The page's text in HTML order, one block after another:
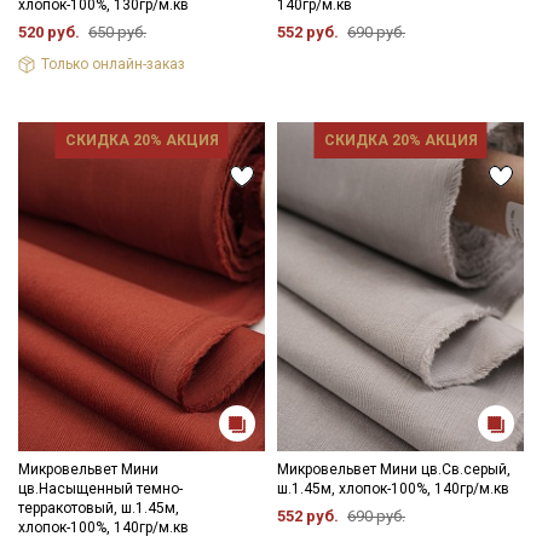
- стирка до 30C в «деликатном режиме», отжим до 600
оборотов
- запрещены отбеливатели
- гладить с осторожностью только изнаночной стороны.
Цветопередача (тон) может отличаться от оригинального
цвета ткани в зависимости от настроек вашего монитора и в
зависимости от партии.
хлопок-100%, 130гр/м.кв
520 руб. 650 руб.
Только онлайн-заказ
140гр/м.кв
552 руб. 690 руб.
СКИДКА 20% АКЦИЯ
Микровельвет Мини
цв.Насыщенный темно-
терракотовый, ш.1.45м,
хлопок-100%, 140гр/м.кв
СКИДКА 20% АКЦИЯ
Микровельвет Мини цв.Св.серый,
ш.1.45м, хлопок-100%, 140гр/м.кв
552 руб. 690 руб.